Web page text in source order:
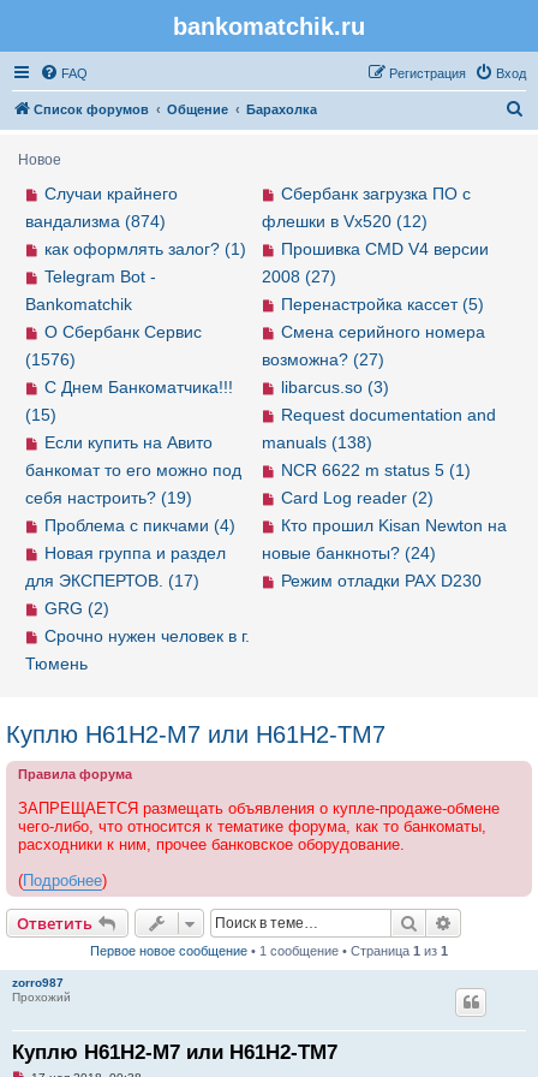
bankomatchik.ru
FAQ Вход
Регистрация
Список форумов Общение Барахолка
Новое
Сбербанк загрузка ПО с
флешки в Vx520 (12)
Прошивка CMD V4 версии
2008 (27)
Перенастройка кассет (5)
Смена серийного номера
возможна? (27)
libarcus.so (3)
Request documentation and
manuals (138)
NCR 6622 m status 5 (1)
Card Log reader (2)
Кто прошил Kisan Newton на
новые банкноты? (24)
Режим отладки PAX D230
Случаи крайнего
вандализма (874)
как оформлять залог? (1)
Telegram Bot -
Bankomatchik
О Сбербанк Сервис
(1576)
С Днем Банкоматчика!!!
(15)
Если купить на Авито
банкомат то его можно под
себя настроить? (19)
Проблема с пикчами (4)
Новая группа и раздел
для ЭКСПЕРТОВ. (17)
GRG (2)
Срочно нужен человек в г.
Тюмень
Куплю H61H2-M7 или H61H2-ТM7
Правила форума
ЗАПРЕЩАЕТСЯ размещать объявления о купле-продаже-обмене
чего-либо, что относится к тематике форума, как то банкоматы,
расходники к ним, прочее банковское оборудование.
(Подробнее)
Ответить
Ответить Поиск
Первое новое сообщение • 1 сообщение • Страница 1 из 1
zorro987
Прохожий
Куплю H61H2-M7 или H61H2-ТM7